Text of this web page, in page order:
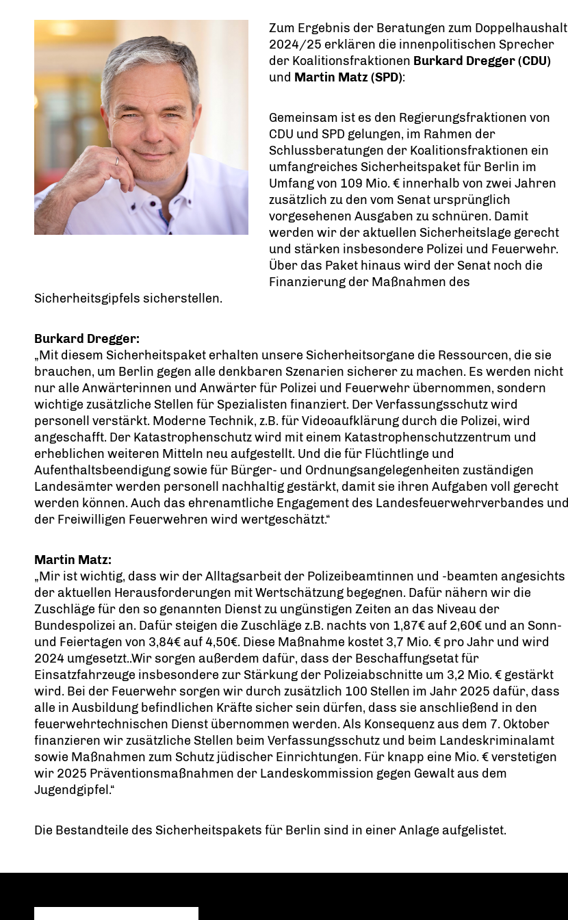
Zum Ergebnis der Beratungen zum Doppelhaushalt
2024/25 erklären die innenpolitischen Sprecher
der Koalitionsfraktionen Burkard Dregger (CDU)
und Martin Matz (SPD):
Gemeinsam ist es den Regierungsfraktionen von
CDU und SPD gelungen, im Rahmen der
Schlussberatungen der Koalitionsfraktionen ein
umfangreiches Sicherheitspaket für Berlin im
Umfang von 109 Mio. € innerhalb von zwei Jahren
zusätzlich zu den vom Senat ursprünglich
vorgesehenen Ausgaben zu schnüren. Damit
werden wir der aktuellen Sicherheitslage gerecht
und stärken insbesondere Polizei und Feuerwehr.
Über das Paket hinaus wird der Senat noch die
Finanzierung der Maßnahmen des
Sicherheitsgipfels sicherstellen.
Burkard Dregger:
Mit diesem Sicherheitspaket erhalten unsere Sicherheitsorgane die Ressourcen, die sie
brauchen, um Berlin gegen alle denkbaren Szenarien sicherer zu machen. Es werden nicht
nur alle Anwärterinnen und Anwärter für Polizei und Feuerwehr übernommen, sondern
wichtige zusätzliche Stellen für Spezialisten finanziert. Der Verfassungsschutz wird
personell verstärkt. Moderne Technik, z.B. für Videoaufklärung durch die Polizei, wird
angeschafft. Der Katastrophenschutz wird mit einem Katastrophenschutzzentrum und
erheblichen weiteren Mitteln neu aufgestellt. Und die für Flüchtlinge und
Aufenthaltsbeendigung sowie für Bürger- und Ordnungsangelegenheiten zuständigen
Landesämter werden personell nachhaltig gestärkt, damit sie ihren Aufgaben voll gerecht
werden können. Auch das ehrenamtliche Engagement des Landesfeuerwehrverbandes und
der Freiwilligen Feuerwehren wird wertgeschätzt.“
Martin Matz:
Mir ist wichtig, dass wir der Alltagsarbeit der Polizeibeamtinnen und -beamten angesichts
der aktuellen Herausforderungen mit Wertschätzung begegnen. Dafür nähern wir die
Zuschläge für den so genannten Dienst zu ungünstigen Zeiten an das Niveau der
Bundespolizei an. Dafür steigen die Zuschläge z.B. nachts von 1,87€ auf 2,60€ und an Sonn-
und Feiertagen von 3,84€ auf 4,50€. Diese Maßnahme kostet 3,7 Mio. € pro Jahr und wird
2024 umgesetzt..Wir sorgen außerdem dafür, dass der Beschaffungsetat für
Einsatzfahrzeuge insbesondere zur Stärkung der Polizeiabschnitte um 3,2 Mio. € gestärkt
wird. Bei der Feuerwehr sorgen wir durch zusätzlich 100 Stellen im Jahr 2025 dafür, dass
alle in Ausbildung befindlichen Kräfte sicher sein dürfen, dass sie anschließend in den
feuerwehrtechnischen Dienst übernommen werden. Als Konsequenz aus dem 7. Oktober
finanzieren wir zusätzliche Stellen beim Verfassungsschutz und beim Landeskriminalamt
sowie Maßnahmen zum Schutz jüdischer Einrichtungen. Für knapp eine Mio. € verstetigen
wir 2025 Präventionsmaßnahmen der Landeskommission gegen Gewalt aus dem
Jugendgipfel.“
Die Bestandteile des Sicherheitspakets für Berlin sind in einer Anlage aufgelistet.